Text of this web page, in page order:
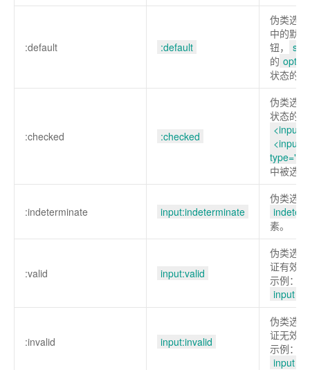
:default :default
伪类选
中的默
钮，
的 option
状态的
:checked :checked
伪类选
状态的
<input
<input
中被选
:indeterminate input:indeterminate
伪类选
素。
:valid input:valid
伪类选
证有效
示例：
input
:invalid input:invalid
伪类选
证无效
示例：
input